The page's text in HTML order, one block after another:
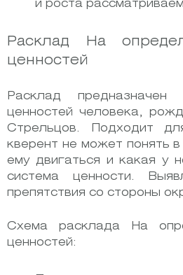
и роста
Расклад На
ценностей
Расклад предназначен
ценностей человека,
Стрельцов. Подходит
кверент не может понять
ему двигаться и какая у
система ценности.
препятствия со стороны
Схема расклада На
ценностей: